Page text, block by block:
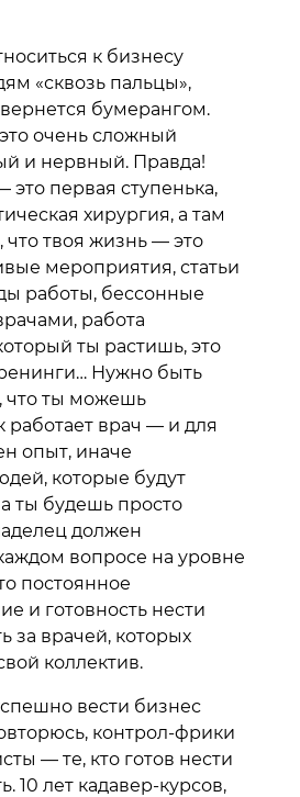
к бизнесу
«сквозь пальцы»,
бумерангом.
очень сложный
и нервный. Правда!
это первая ступенька,
хирургия, а там
твоя жизнь — это
мероприятия, статьи
работы, бессонные
работа
ты растишь, это
Нужно быть
что ты можешь
работает врач — и для
опыт, иначе
которые будут
ты будешь просто
должен
вопросе на уровне
постоянное
и готовность нести
за врачей, которых
коллектив.
вести бизнес
контрол-фрики
— те, кто готов нести
10 лет кадавер-курсов,